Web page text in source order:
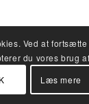
Ved at
du vores brug
Læs mere